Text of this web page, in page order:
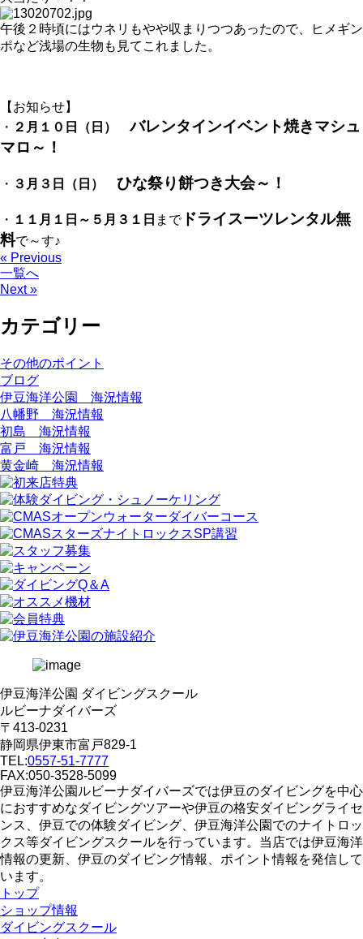
午後２時頃にはウネリもやや収まりつつあったので、ヒメギン
ポなど浅場の生物も見てこれました。
【お知らせ】
・ ２月１０日（日）バレンタインイベント焼きマシュ
マロ～！
・ ３月３日（日） ひな祭り餅つき大会～！
・ １１月１日～５月３１日 までドライスーツレンタル無
料で～す♪
« Previous
一覧へ
Next »
カテゴリー
その他のポイント
ブログ
伊豆海洋公園 海況情報
八幡野 海況情報
初島 海況情報
富戸 海況情報
黄金崎 海況情報
伊豆海洋公園 ダイビングスクール
ルビーナダイバーズ
〒413-0231
静岡県伊東市富戸829-1
TEL:0557-51-7777
FAX:050-3528-5099
伊豆海洋公園ルビーナダイバーズでは伊豆のダイビングを中心
におすすめなダイビングツアーや伊豆の格安ダイビングライセ
ンス、伊豆での体験ダイビング、伊豆海洋公園でのナイトロッ
クス等ダイビングスクールを行っています。当店では伊豆海洋
情報の更新、伊豆のダイビング情報、ポイント情報を発信して
います。
トップ
ショップ情報
ダイビングスクール